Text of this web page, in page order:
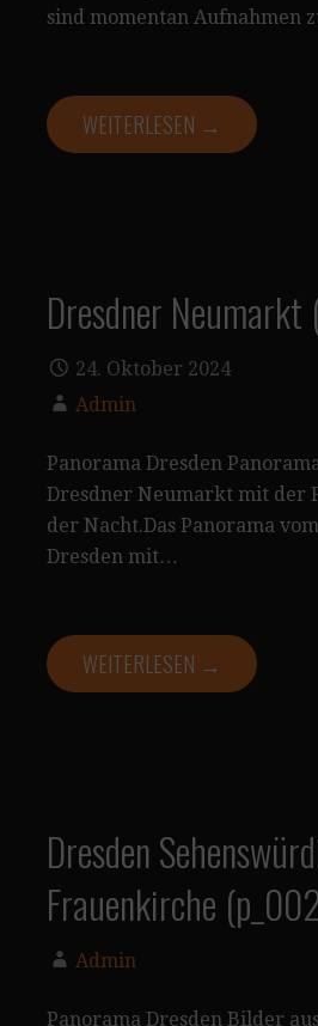
sind momentan Aufnahmen
WEITERLESEN →
Dresdner
24. Oktober 2024
Admin
Panorama Dresden
Dresdner Neumarkt mit der
der Nacht.Das Panorama
Dresden mit…
WEITERLESEN →
Dresden
Frauenkirche
Admin
Panorama Dresden Bilder